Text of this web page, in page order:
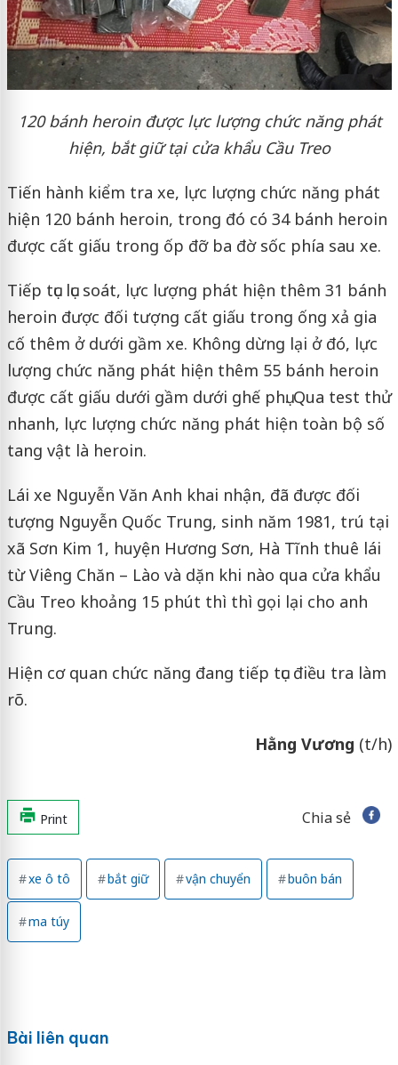
120 bánh heroin được lực lượng chức năng phát
hiện, bắt giữ tại cửa khẩu Cầu Treo
Tiến hành kiểm tra xe, lực lượng chức năng phát
hiện 120 bánh heroin, trong đó có 34 bánh heroin
được cất giấu trong ốp đỡ ba đờ sốc phía sau xe.
Tiếp tục lục soát, lực lượng phát hiện thêm 31 bánh
heroin được đối tượng cất giấu trong ống xả gia
cố thêm ở dưới gầm xe. Không dừng lại ở đó, lực
lượng chức năng phát hiện thêm 55 bánh heroin
được cất giấu dưới gầm dưới ghế phụ. Qua test thử
nhanh, lực lượng chức năng phát hiện toàn bộ số
tang vật là heroin.
Lái xe Nguyễn Văn Anh khai nhận, đã được đối
tượng Nguyễn Quốc Trung, sinh năm 1981, trú tại
xã Sơn Kim 1, huyện Hương Sơn, Hà Tĩnh thuê lái
từ Viêng Chăn – Lào và dặn khi nào qua cửa khẩu
Cầu Treo khoảng 15 phút thì thì gọi lại cho anh
Trung.
Hiện cơ quan chức năng đang tiếp tục điều tra làm
rõ.
Hằng Vương (t/h)
Print Chia sẻ
xe ô tô bắt giữ vận chuyển buôn bán
ma túy
Bài liên quan